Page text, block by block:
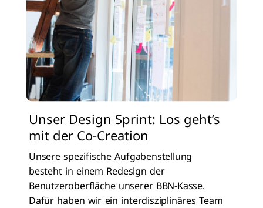
Unser Design Sprint: Los geht’s
mit der Co-Creation
Unsere spezifische Aufgabenstellung
besteht in einem Redesign der
Benutzeroberfläche unserer BBN-Kasse.
Dafür haben wir ein interdisziplinäres Team